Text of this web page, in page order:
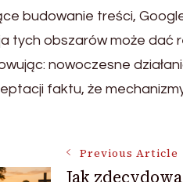
budowanie treści,
tych obszarów może dać
nowoczesne
faktu, że
Previous Article
Jak